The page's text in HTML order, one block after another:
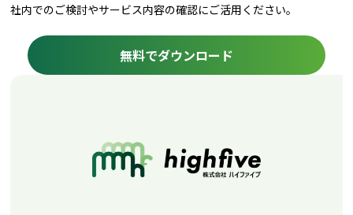
社内でのご検討やサービス内容の確認にご活用ください。
無料でダウンロード